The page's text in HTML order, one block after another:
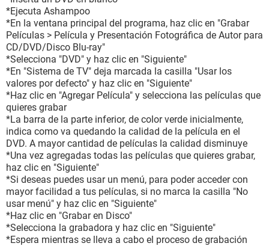
*Ejecuta Ashampoo
*En la ventana principal del programa, haz clic en "Grabar
Películas > Película y Presentación Fotográfica de Autor para
CD/DVD/Disco Blu-ray"
*Selecciona "DVD" y haz clic en "Siguiente"
*En "Sistema de TV" deja marcada la casilla "Usar los
valores por defecto" y haz clic en "Siguiente"
*Haz clic en "Agregar Película" y selecciona las películas que
quieres grabar
*La barra de la parte inferior, de color verde inicialmente,
indica como va quedando la calidad de la película en el
DVD. A mayor cantidad de películas la calidad disminuye
*Una vez agregadas todas las películas que quieres grabar,
haz clic en "Siguiente"
*Si deseas puedes usar un menú, para poder acceder con
mayor facilidad a tus películas, si no marca la casilla "No
usar menú" y haz clic en "Siguiente"
*Haz clic en "Grabar en Disco"
*Selecciona la grabadora y haz clic en "Siguiente"
*Espera mientras se lleva a cabo el proceso de grabación